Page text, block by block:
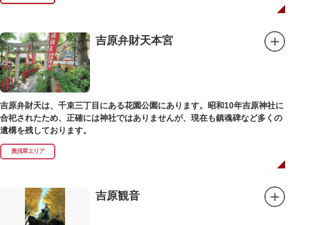
吉原弁財天本宮
吉原弁財天は、千束三丁目にある花園公園にあります。昭和10年吉原神社に
合祀されたため、正確には神社ではありませんが、現在も鎮魂碑など多くの
遺構を残しております。
奥浅草エリア
吉原観音